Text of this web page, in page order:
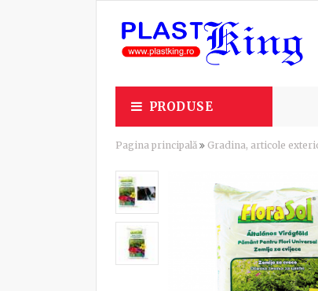
PRODUSE
Pagina principală Gradina, articole